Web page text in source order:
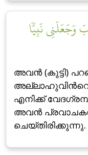
وَجَعَلَنِي نَبِيّٗا
അവന്‍ (കുട്ടി)
എനിക്ക്
അവന്‍
ചെയ്തിരിക്കുന്നു.